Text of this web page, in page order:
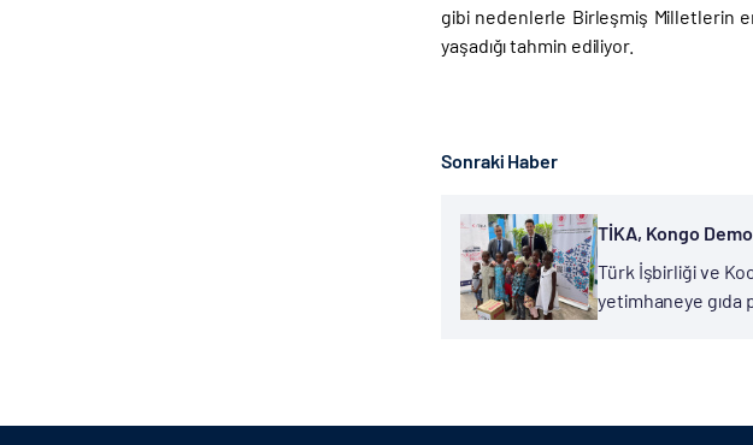
gibi nedenlerle Birleşmiş Milletlerin
yaşadığı tahmin ediliyor.
Sonraki Haber
TİKA, Kongo
Türk İşbirliği ve
yetimhaneye gıda